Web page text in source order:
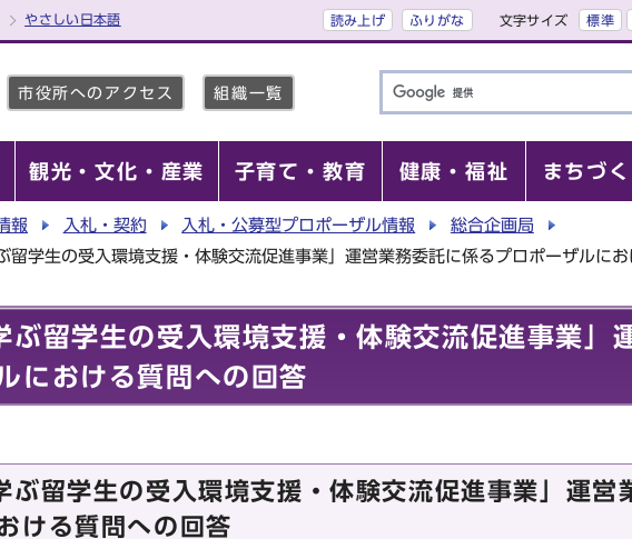
やさしい日本語 読み上げ ふりがな 文字サイズ 標準
市役所へのアクセス 組織一覧
観光・文化・産業 子育て・教育 健康・福祉 まちづく
報 入札・契約 入札・公募型プロポーザル情報
総合企画局
留学生の受入環境支援・体験交流促進事業」運営業務委託に係るプロポーザルに
ぶ留学生の受入環境支援・体験交流促進事業」
における質問への回答
ぶ留学生の受入環境支援・体験交流促進事業」運営
ける質問への回答